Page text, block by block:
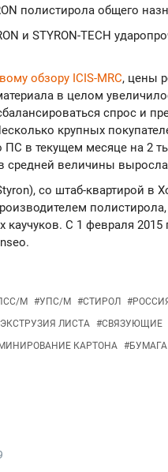
полистирола общего
и STYRON-TECH
обзору ICIS-MRC, цены
в целом
спрос и
крупных
ПС в текущем месяце на 2
средней величины
со штаб-квартирой в
каучуков. С 1 февраля
М #УПС/М #СТИРОЛ #
ЭКСТРУЗИЯ ЛИСТА #СВЯЗУЮЩИЕ
КАРТОНА #БУМАГА